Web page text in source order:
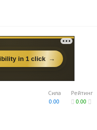
Рейтинг
0.00
Сила
0.00